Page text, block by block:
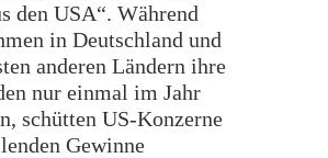
den USA“. Während
in Deutschland und
anderen Ländern ihre
nur einmal im Jahr
schütten US-Konzerne
Gewinne